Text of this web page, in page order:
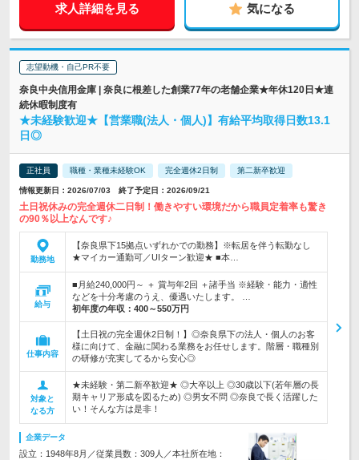
求人詳細を見る 気になる
志望動機・自己PR不要
奈良中央信用金庫 | 奈良に根差した創業77年の老舗企業★年休120日★連
続休暇制度有
★未経験歓迎★【営業職(法人・個人)】有給平均取得日数13.1
日◎
正社員 職種・業種未経験OK 完全週休2日制 第二新卒歓迎
情報更新日：2026/07/03 終了予定日：2026/09/21
土日祝休みの完全週休二日制！働きやすい環境だから職員定着率も驚き
の90％以上なんです♪
勤務地
【奈良県下15拠点いずれかでの勤務】※転居を伴う転勤なし
★マイカー通勤可／UIターン歓迎★ ■本…
給与
■月給240,000円～ ＋ 賞与年2回 ＋諸手当 ※経験・能力・適性
などを十分考慮のうえ、優遇いたします。 …
初年度の年収： 400～550万円
仕事内容
【土日祝の完全週休2日制！】◎奈良県下の法人・個人のお客
様に向けて、金融に関わる業務をお任せします。階層・職種別
の研修が充実してるから安心◎
対象と
なる方
★未経験・第二新卒歓迎★ ◎大卒以上 ◎30歳以下(若年層の長
期キャリア形成を図るため) ◎男女不問 ◎奈良で長く活躍した
い！そんな方は是非！
企業データ
設立：1948年8月／従業員数：309人／本社所在地：